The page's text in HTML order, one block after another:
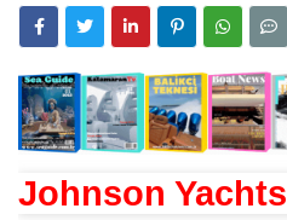
Johnson Yachts